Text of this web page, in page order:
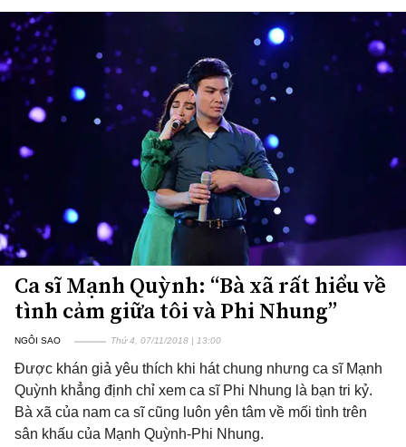
Ca sĩ Mạnh Quỳnh: “Bà xã rất hiểu về
tình cảm giữa tôi và Phi Nhung”
NGÔI SAO Thứ 4, 07/11/2018 | 13:00
Được khán giả yêu thích khi hát chung nhưng ca sĩ Mạnh
Quỳnh khẳng định chỉ xem ca sĩ Phi Nhung là bạn tri kỷ.
Bà xã của nam ca sĩ cũng luôn yên tâm về mối tình trên
sân khấu của Mạnh Quỳnh-Phi Nhung.